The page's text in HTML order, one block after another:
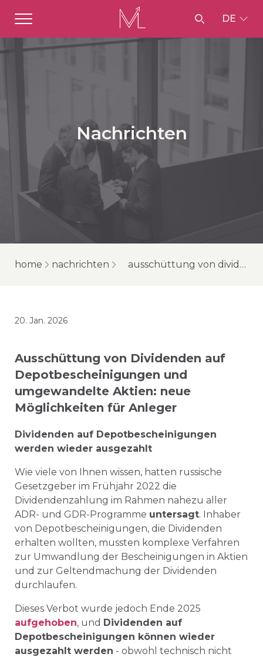
DE
Nachrichten
home nachrichten ausschüttung von dividenden auf depotbescheinigungen und umgewandelte aktien: neue möglichkeiten für anleger
20. Jan. 2026
Ausschüttung von Dividenden auf
Depotbescheinigungen und
umgewandelte Aktien: neue
Möglichkeiten für Anleger
Dividenden auf Depotbescheinigungen
werden wieder ausgezahlt
Wie viele von Ihnen wissen, hatten russische
Gesetzgeber im Frühjahr 2022 die
Dividendenzahlung im Rahmen nahezu aller
ADR- und GDR-Programme untersagt. Inhaber
von Depotbescheinigungen, die Dividenden
erhalten wollten, mussten komplexe Verfahren
zur Umwandlung der Bescheinigungen in Aktien
und zur Geltendmachung der Dividenden
durchlaufen.
Dieses Verbot wurde jedoch Ende 2025
aufgehoben, und Dividenden auf
Depotbescheinigungen können wieder
ausgezahlt werden - obwohl technisch nicht